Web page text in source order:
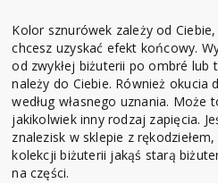
Kolor sznurówek zależy od
chcesz uzyskać efekt końcowy.
od zwykłej biżuterii po ombré lub
należy do Ciebie. Również okucia
według własnego uznania. Może
jakikolwiek inny rodzaj zapięcia.
znalezisk w sklepie z
kolekcji biżuterii jakąś starą
na części.